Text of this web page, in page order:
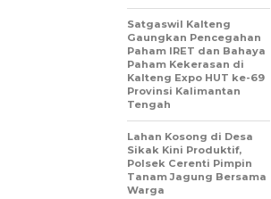
Satgaswil Kalteng
Gaungkan Pencegahan
Paham IRET dan Bahaya
Paham Kekerasan di
Kalteng Expo HUT ke-69
Provinsi Kalimantan
Tengah
Lahan Kosong di Desa
Sikak Kini Produktif,
Polsek Cerenti Pimpin
Tanam Jagung Bersama
Warga